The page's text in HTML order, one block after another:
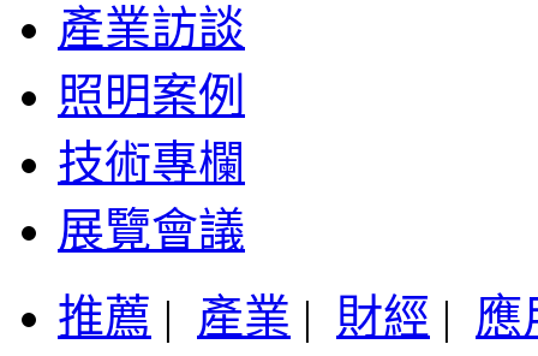
產業訪談
照明案例
技術專欄
展覽會議
推薦 | 產業 | 財經 | 應